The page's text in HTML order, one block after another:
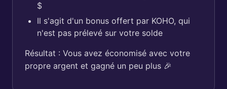
$
Il s'agit d'un bonus offert par KOHO, qui
n'est pas prélevé sur votre solde
Résultat : Vous avez économisé avec votre
propre argent et gagné un peu plus 🎉